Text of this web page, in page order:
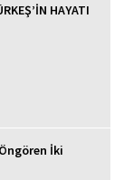
HAYATI
İki